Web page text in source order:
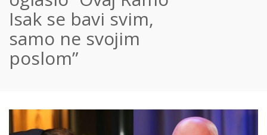
Isak se bavi svim,
samo ne svojim
poslom”